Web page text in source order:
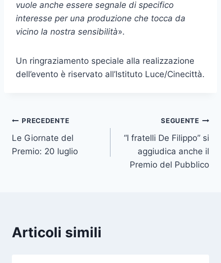
vuole anche essere segnale di specifico
interesse per una produzione che tocca da
vicino la nostra sensibilità».
Un ringraziamento speciale alla realizzazione
dell’evento è riservato all’Istituto Luce/Cinecittà.
Navigazione
articoli
PRECEDENTE
Le Giornate del
Premio: 20 luglio
SEGUENTE
“I fratelli De Filippo” si
aggiudica anche il
Premio del Pubblico
Articoli simili